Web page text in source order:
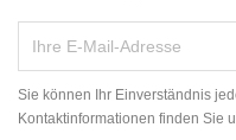
Sie können Ihr Einverständnis
Kontaktinformationen finden Sie